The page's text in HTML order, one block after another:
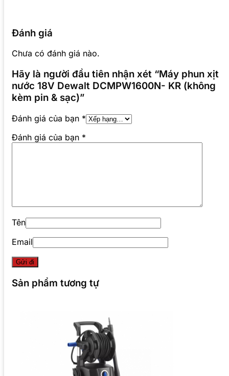
Đánh giá
Chưa có đánh giá nào.
Hãy là người đầu tiên nhận xét “Máy phun xịt
nước 18V Dewalt DCMPW1600N- KR (không
kèm pin & sạc)”
Đánh giá của bạn *
Đánh giá của bạn *
Tên
Email
Sản phẩm tương tự